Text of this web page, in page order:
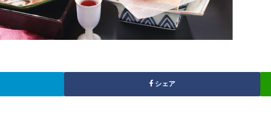
シェア